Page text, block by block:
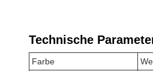
Technische
Farbe